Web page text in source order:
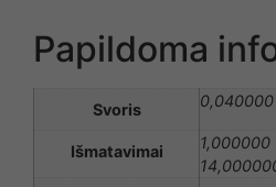
Papildoma
Svoris
Išmatavimai